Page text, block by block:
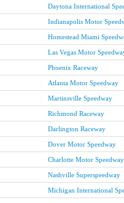
Daytona International
Indianapolis Motor
Homestead Miami
Las Vegas Motor
Phoenix Raceway
Atlanta Motor Speedway
Martinsville Speedway
Richmond Raceway
Darlington Raceway
Dover Motor Speedway
Charlotte Motor Speedway
Nashville Superspeedway
Michigan International